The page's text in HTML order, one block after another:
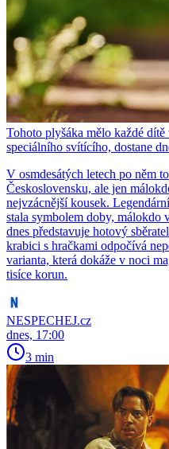
Tohoto plyšáka mělo každé
speciálního svítícího, dostane
V osmdesátých letech po něm
Československu, ale jen
nejvzácnější kousek.
stala symbolem doby, málokdo
dnes představuje hotový
krabici s hračkami odpočívá
varianta, která dokáže v noci
tisíce korun.
NESPECHEJ.cz
dnes, 17:00
3 min